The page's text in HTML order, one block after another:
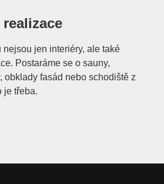
jen interiéry, ale také
Postaráme se o sauny,
obklady fasád nebo schodiště z
je třeba.